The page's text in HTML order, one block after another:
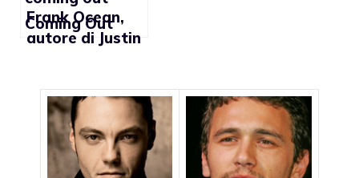
Frank Ocean,
autore di Justin
coming out